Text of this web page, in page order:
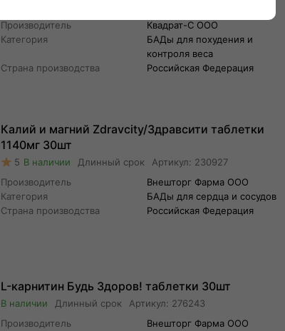
Производитель
Квадрат-С ООО
Категория
БАДы для похудения и
контроля веса
Страна производства
Российская Федерация
Калий и магний Zdravcity/Здравсити таблетки
1140мг 30шт
5 Длинный срок Артикул: 230927
Производитель
Внешторг Фарма ООО
Категория
БАДы для сердца и сосудов
Страна производства
Российская Федерация
L-карнитин Будь Здоров! таблетки 30шт
Длинный срок Артикул: 276243
Производитель
Внешторг Фарма ООО